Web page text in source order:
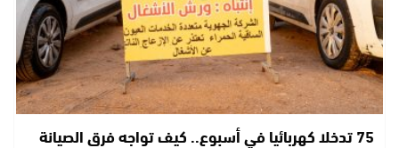
75 تدخلا كهربائيا في أسبوع.. كيف تواجه فرق الصيانة